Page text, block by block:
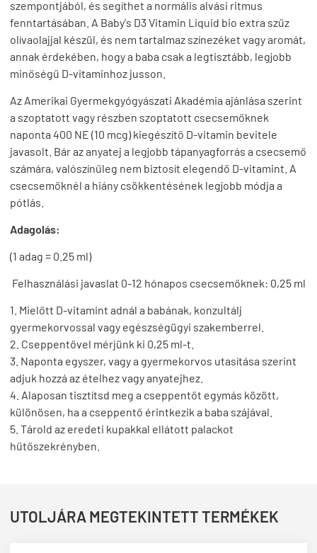
szempontjából, és segíthet a normális alvási ritmus
fenntartásában. A Baby's D3 Vitamin Liquid bio extra szűz
olívaolajjal készül, és nem tartalmaz színezéket vagy aromát,
annak érdekében, hogy a baba csak a legtisztább, legjobb
minőségű D-vitaminhoz jusson.
Az Amerikai Gyermekgyógyászati Akadémia ajánlása szerint
a szoptatott vagy részben szoptatott csecsemőknek
naponta 400 NE (10 mcg) kiegészítő D-vitamin bevitele
javasolt. Bár az anyatej a legjobb tápanyagforrás a csecsemő
számára, valószínűleg nem biztosít elegendő D-vitamint. A
csecsemőknél a hiány csökkentésének legjobb módja a
pótlás.
Adagolás:
(1 adag = 0.25 ml)
Felhasználási javaslat 0-12 hónapos csecsemőknek: 0,25 ml
1. Mielőtt D-vitamint adnál a babának, konzultálj
gyermekorvossal vagy egészségügyi szakemberrel.
2. Cseppentővel mérjünk ki 0,25 ml-t.
3. Naponta egyszer, vagy a gyermekorvos utasítása szerint
adjuk hozzá az ételhez vagy anyatejhez.
4. Alaposan tisztítsd meg a cseppentőt egymás között,
különösen, ha a cseppentő érintkezik a baba szájával.
5. Tárold az eredeti kupakkal ellátott palackot
hűtőszekrényben.
UTOLJÁRA MEGTEKINTETT TERMÉKEK